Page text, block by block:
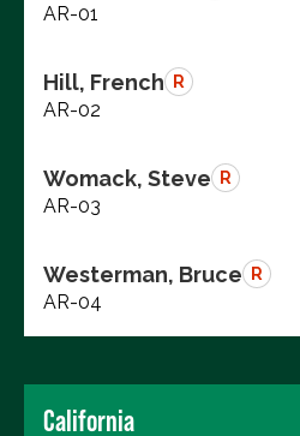
AR-01
Hill, French R
AR-02
Womack, Steve R
AR-03
Westerman, Bruce R
AR-04
California